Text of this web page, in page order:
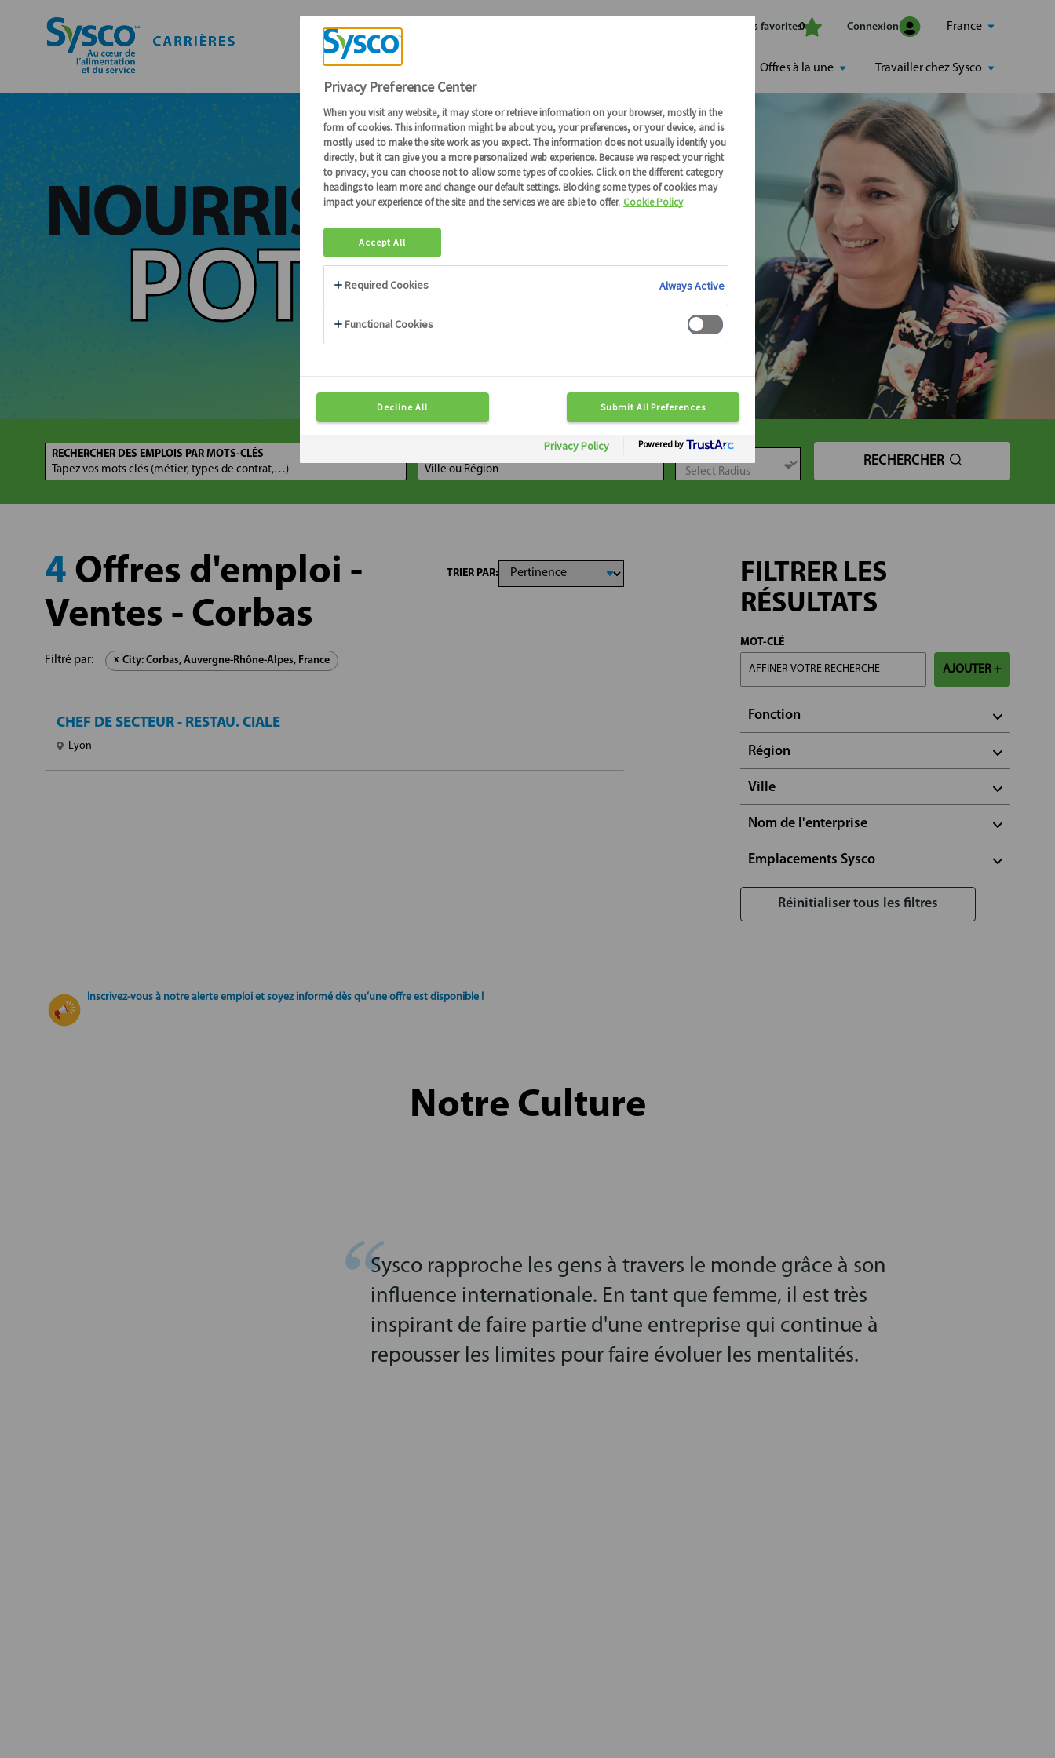
Mes offres favorites Connexion
0 France
Offres à la une Travailler chez Sysco
NOURRISSEZ VOTRE
POTENTIEL
RECHERCHER DES EMPLOIS PAR MOTS-CLÉS RECHERCHER
TRIER PAR:
4 Offres d'emploi -
Ventes - Corbas
Filtré par: City: Corbas, Auvergne-Rhône-Alpes, France
CHEF DE SECTEUR - RESTAU. CIALE
Lyon
Inscrivez-vous à notre alerte emploi et soyez informé dès qu’une offre est disponible !
FILTRER LES
RÉSULTATS
MOT-CLÉ
AJOUTER +
Fonction
Région
Ville
Nom de l'enterprise
Emplacements Sysco
Réinitialiser tous les filtres
Notre Culture
Sysco rapproche les gens à travers le monde grâce à son
influence internationale. En tant que femme, il est très
inspirant de faire partie d'une entreprise qui continue à
repousser les limites pour faire évoluer les mentalités.